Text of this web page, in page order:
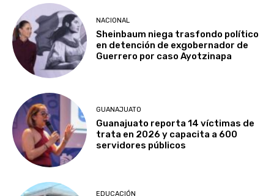
NACIONAL
Sheinbaum niega trasfondo político
en detención de exgobernador de
Guerrero por caso Ayotzinapa
GUANAJUATO
Guanajuato reporta 14 víctimas de
trata en 2026 y capacita a 600
servidores públicos
EDUCACIÓN